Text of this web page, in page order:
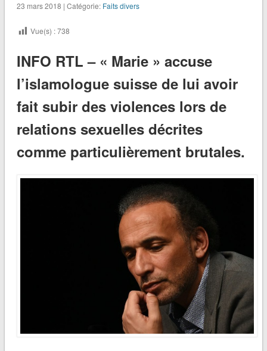
23 mars 2018 | Catégorie: Faits divers
Vue(s) :738
INFO RTL – « Marie » accuse
l’islamologue suisse de lui avoir
fait subir des violences lors de
relations sexuelles décrites
comme particulièrement brutales.